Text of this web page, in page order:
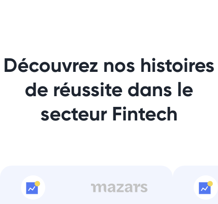
Découvrez nos histoires
de réussite dans le
secteur Fintech